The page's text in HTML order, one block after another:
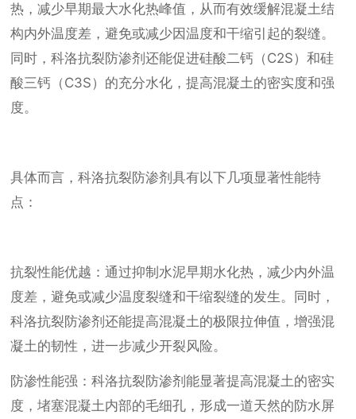
热，减少早期最大水化热峰值，从而有效缓解混凝土结
构内外温度差，避免或减少因温度和干缩引起的裂缝。
同时，科洛抗裂防渗剂还能促进硅酸二钙（C2S）和硅
酸三钙（C3S）的充分水化，提高混凝土的密实度和强
度。
具体而言，科洛抗裂防渗剂具有以下几项显著性能特
点：
抗裂性能优越：通过抑制水泥早期水化热，减少内外温
度差，避免或减少温度裂缝和干缩裂缝的发生。同时，
科洛抗裂防渗剂还能提高混凝土的极限拉伸值，增强混
凝土的韧性，进一步减少开裂风险。
防渗性能强：科洛抗裂防渗剂能显著提高混凝土的密实
度，堵塞混凝土内部的毛细孔，形成一道天然的防水屏